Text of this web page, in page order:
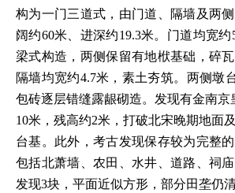
构为一门三道式，由门道、隔墙及两
阔约60米、进深约19.3米。门道均宽
梁式构造，两侧保留有地栿基础，碎瓦
隔墙均宽约4.7米，素土夯筑。两侧墩
包砖逐层错缝露龈砌造。发现有金南
10米，残高约2米，打破北宋晚期地面
台基。此外，考古发现保存较为完整
包括北萧墙、农田、水井、道路、祠
发现3块，平面近似方形，部分田垄仍